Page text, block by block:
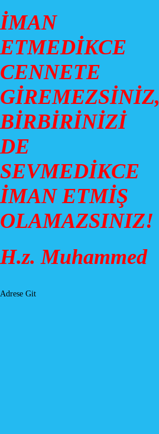
İMAN
ETMEDİKCE
CENNETE
GİREMEZSİNİZ,
BİRBİRİNİZİ
DE
SEVMEDİKCE
İMAN ETMİŞ
OLAMAZSINIZ!
H.z. Muhammed
Adrese Git